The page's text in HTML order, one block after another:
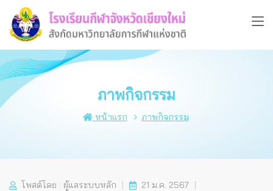
ภาพกิจกรรม
หน้าแรก ภาพกิจกรรม
โพสต์โดย : ผู้แลระบบหลัก
21 ม.ค. 2567